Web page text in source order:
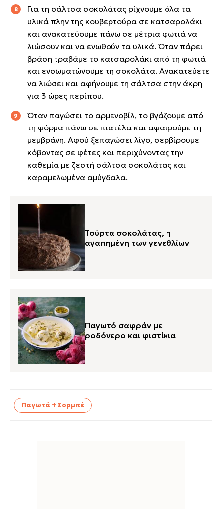
Για τη σάλτσα σοκολάτας ρίχνουμε όλα τα
υλικά πλην της κουβερτούρα σε κατσαρολάκι
και ανακατεύουμε πάνω σε μέτρια φωτιά να
λιώσουν και να ενωθούν τα υλικά. Όταν πάρει
βράση τραβάμε το κατσαρολάκι από τη φωτιά
και ενσωματώνουμε τη σοκολάτα. Ανακατεύετε
να λιώσει και αφήνουμε τη σάλτσα στην άκρη
για 3 ώρες περίπου.
Όταν παγώσει το αρμενοβίλ, το βγάζουμε από
τη φόρμα πάνω σε πιατέλα και αφαιρούμε τη
μεμβράνη. Αφού ξεπαγώσει λίγο, σερβίρουμε
κόβοντας σε φέτες και περιχύνοντας την
καθεμία με ζεστή σάλτσα σοκολάτας και
καραμελωμένα αμύγδαλα.
Τούρτα σοκολάτας, η
αγαπημένη των γενεθλίων
Παγωτό σαφράν με
ροδόνερο και φιστίκια
Παγωτά + Σορμπέ